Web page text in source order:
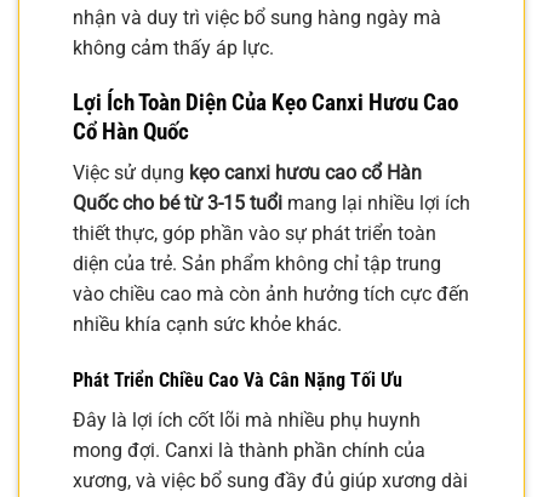
nhận và duy trì việc bổ sung hàng ngày mà
không cảm thấy áp lực.
Lợi Ích Toàn Diện Của Kẹo Canxi Hươu Cao
Cổ Hàn Quốc
Việc sử dụng kẹo canxi hươu cao cổ Hàn
Quốc cho bé từ 3-15 tuổi mang lại nhiều lợi ích
thiết thực, góp phần vào sự phát triển toàn
diện của trẻ. Sản phẩm không chỉ tập trung
vào chiều cao mà còn ảnh hưởng tích cực đến
nhiều khía cạnh sức khỏe khác.
Phát Triển Chiều Cao Và Cân Nặng Tối Ưu
Đây là lợi ích cốt lõi mà nhiều phụ huynh
mong đợi. Canxi là thành phần chính của
xương, và việc bổ sung đầy đủ giúp xương dài